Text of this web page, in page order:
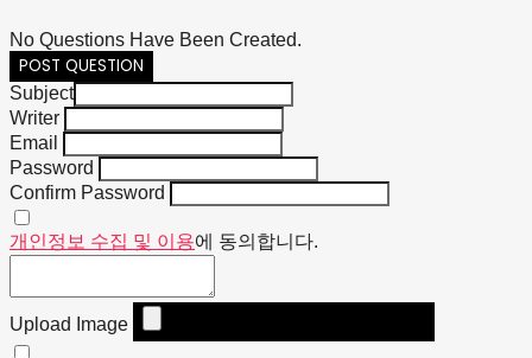
No Questions Have Been Created.
POST QUESTION
Subject
Writer
Email
Password
Confirm Password
개인정보 수집 및 이용에 동의합니다.
Upload Image